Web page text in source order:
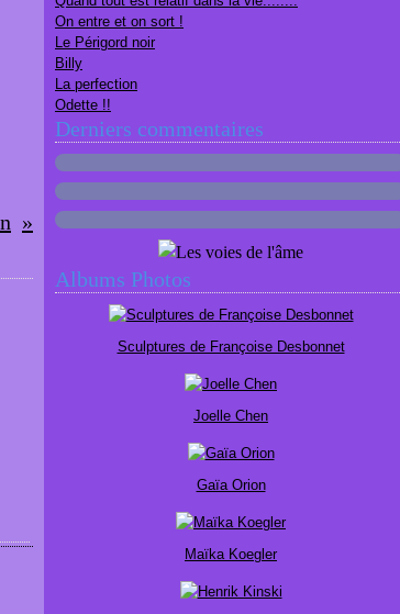
On entre et on sort !
Le Périgord noir
Billy
La perfection
Odette !!
Derniers commentaires
Albums Photos
Sculptures de Françoise Desbonnet
Joelle Chen
Gaïa Orion
Maïka Koegler